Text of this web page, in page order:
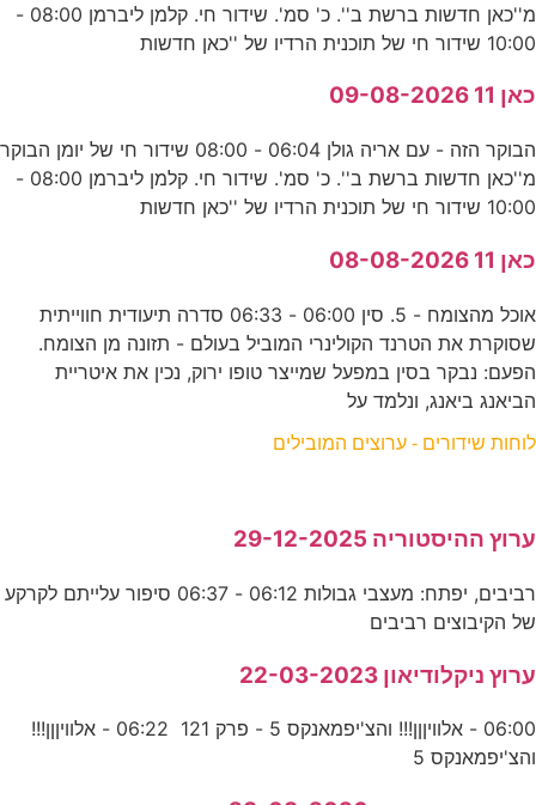
מ''כאן חדשות ברשת ב''. כ' סמ'. שידור חי. קלמן ליברמן 08:00 -
10:00 שידור חי של תוכנית הרדיו של ''כאן חדשות
כאן 11 09-08-2026
הבוקר הזה - עם אריה גולן 06:04 - 08:00 שידור חי של יומן הבוקר
מ''כאן חדשות ברשת ב''. כ' סמ'. שידור חי. קלמן ליברמן 08:00 -
10:00 שידור חי של תוכנית הרדיו של ''כאן חדשות
כאן 11 08-08-2026
אוכל מהצומח - 5. סין 06:00 - 06:33 סדרה תיעודית חווייתית
שסוקרת את הטרנד הקולינרי המוביל בעולם - תזונה מן הצומח.
הפעם: נבקר בסין במפעל שמייצר טופו ירוק, נכין את איטריית
הביאנג ביאנג, ונלמד על
לוחות שידורים - ערוצים המובילים
ערוץ ההיסטוריה 29-12-2025
רביבים, יפתח: מעצבי גבולות 06:12 - 06:37 סיפור עלייתם לקרקע
של הקיבוצים רביבים
ערוץ ניקלודיאון 22-03-2023
06:00 - אלוויןןן!!! והצ'יפמאנקס 5 - פרק 121 06:22 - אלוויןןן!!!
והצ'יפמאנקס 5